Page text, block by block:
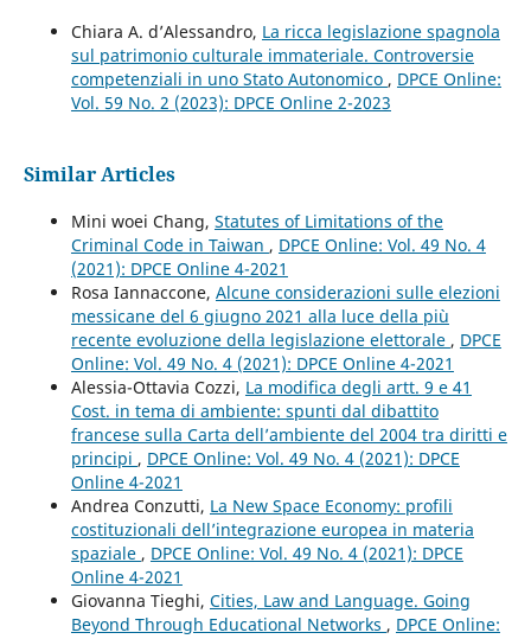
Chiara A. d’Alessandro, La ricca legislazione spagnola
sul patrimonio culturale immateriale. Controversie
competenziali in uno Stato Autonomico , DPCE Online:
Vol. 59 No. 2 (2023): DPCE Online 2-2023
Similar Articles
Mini woei Chang, Statutes of Limitations of the
Criminal Code in Taiwan , DPCE Online: Vol. 49 No. 4
(2021): DPCE Online 4-2021
Rosa Iannaccone, Alcune considerazioni sulle elezioni
messicane del 6 giugno 2021 alla luce della più
recente evoluzione della legislazione elettorale , DPCE
Online: Vol. 49 No. 4 (2021): DPCE Online 4-2021
Alessia-Ottavia Cozzi, La modifica degli artt. 9 e 41
Cost. in tema di ambiente: spunti dal dibattito
francese sulla Carta dell’ambiente del 2004 tra diritti e
principi , DPCE Online: Vol. 49 No. 4 (2021): DPCE
Online 4-2021
Andrea Conzutti, La New Space Economy: profili
costituzionali dell’integrazione europea in materia
spaziale , DPCE Online: Vol. 49 No. 4 (2021): DPCE
Online 4-2021
Giovanna Tieghi, Cities, Law and Language. Going
Beyond Through Educational Networks , DPCE Online: